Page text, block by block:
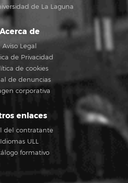
de La Laguna
Acerca de
Aviso Legal
de Privacidad
de cookies
de denuncias
corporativa
enlaces
del contratante
Idiomas ULL
formativo